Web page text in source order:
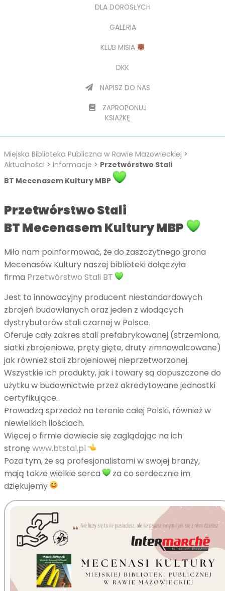
DLA DOROSŁYCH
GALERIA
KLUB MISIA
DKK
NAPISZ DO NAS
ZAPROPONUJ
KSIAŻKĘ
Miejska Biblioteka Publiczna w Rawie Mazowieckiej >
Aktualności > Informacje > Przetwórstwo Stali
BT Mecenasem Kultury MBP
Przetwórstwo Stali
BT Mecenasem Kultury MBP
Miło nam poinformować, że do zaszczytnego grona
Mecenasów Kultury naszej biblioteki dołączyła
firma Przetwórstwo Stali BT
Jest to innowacyjny producent niestandardowych
zbrojeń budowlanych oraz jeden z wiodących
dystrybutorów stali czarnej w Polsce.
Oferuje cały zakres stali prefabrykowanej (strzemiona,
siatki zbrojeniowe, pręty gięte, druty zimnowalcowane)
jak również stali zbrojeniowej nieprzetworzonej.
Wszystkie ich produkty, jak i towary są dopuszczone do
użytku w budownictwie przez akredytowane jednostki
certyfikujące.
Prowadzą sprzedaż na terenie całej Polski, również w
niewielkich ilościach.
Więcej o firmie dowiecie się zaglądając na ich
stronęwww.btstal.pl
Poza tym, że są profesjonalistami w swojej branży,
mają także wielkie serca
za co serdecznie im
dziękujemy